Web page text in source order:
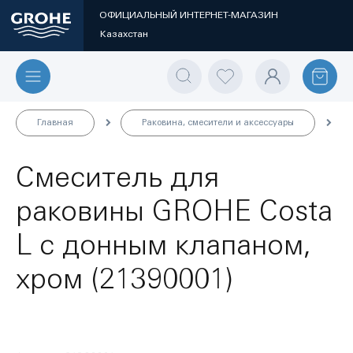
ОФИЦИАЛЬНЫЙ ИНТЕРНЕТ-МАГАЗИН
Казахстан
Главная Раковина, смесители и аксессуары
Смеситель для
раковины GROHE Costa
L с донным клапаном,
хром (21390001)